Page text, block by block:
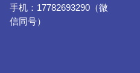
手机：17782693290（微
信同号）